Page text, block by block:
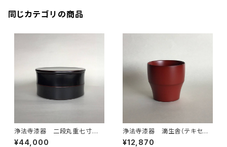
同じカテゴリの商品
浄法寺漆器 二段丸重七寸
黒
¥44,000
浄法寺漆器 滴生舎（テキセイ
シャ） ねそり（大） 朱
¥12,870